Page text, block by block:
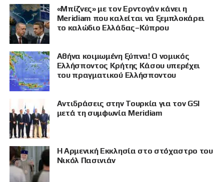
«Μπίζνες» με τον Ερντογάν κάνει η
Meridiam που καλείται να ξεμπλοκάρει
το καλώδιο Ελλάδας–Κύπρου
Αθήνα κοιμωμένη ξύπνα! Ο νομικός
Ελλήσποντος Κρήτης Κάσου υπερέχει
του πραγματικού Ελλήσποντου
Αντιδράσεις στην Τουρκία για τον GSI
μετά τη συμφωνία Meridiam
Η Αρμενική Εκκλησία στο στόχαστρο του
Νικόλ Πασινιάν